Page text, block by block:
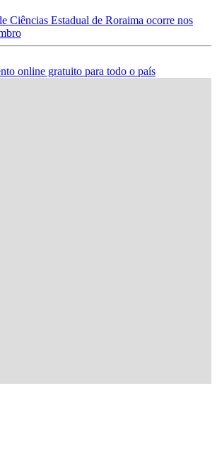
Ciências Estadual de Roraima ocorre nos
online gratuito para todo o país